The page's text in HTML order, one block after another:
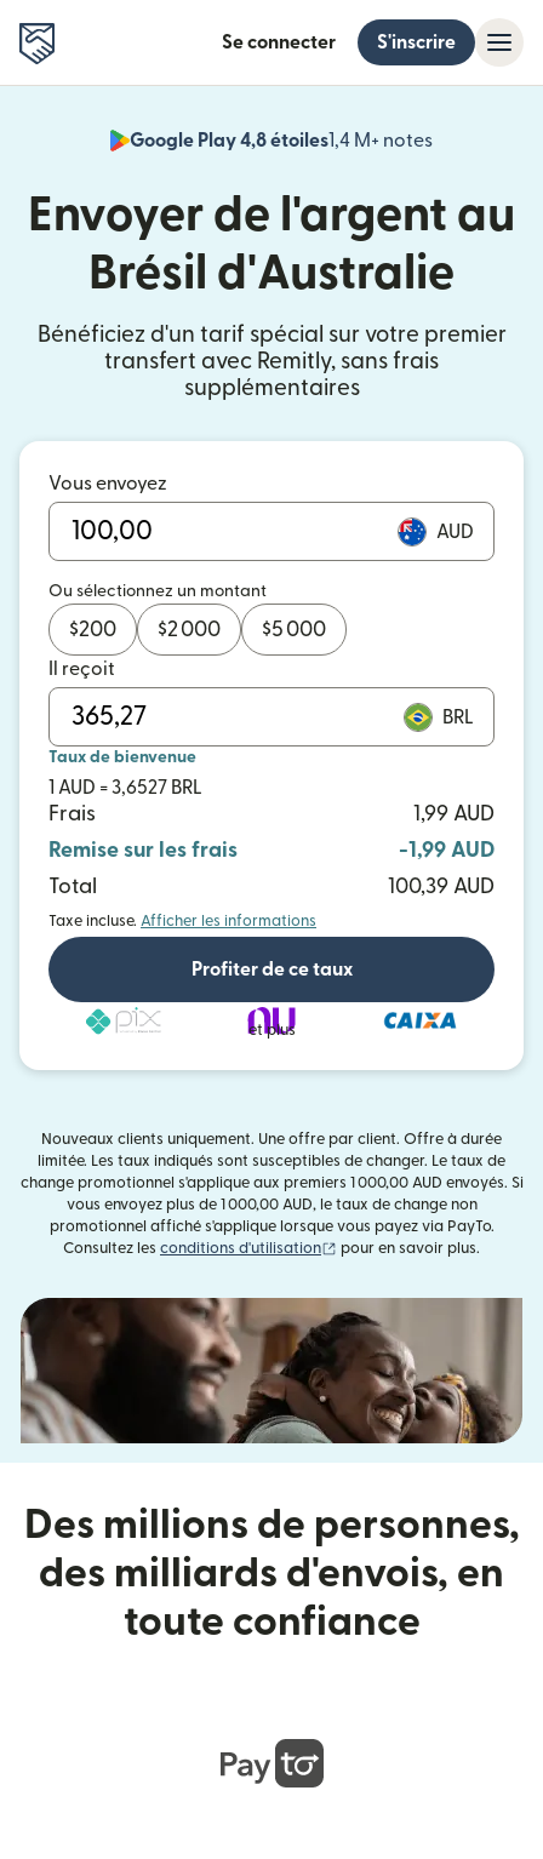
Se connecter S'inscrire
Google Play 4,8 étoiles1,4 M+ notes
Envoyer de l'argent au
Brésil d'Australie
Bénéficiez d'un tarif spécial sur votre premier
transfert avec Remitly, sans frais
supplémentaires
Vous envoyez
AUD
Ou sélectionnez un montant
$200 $2 000 $5 000
Il reçoit
BRL
Taux de bienvenue
1 AUD = 3,6527 BRL
Frais
1,99 AUD
Remise sur les frais
-1,99 AUD
Total
100,39 AUD
Taxe incluse. Afficher les informations
Profiter de ce taux
et plus
Nouveaux clients uniquement. Une offre par client. Offre à durée
limitée. Les taux indiqués sont susceptibles de changer. Le taux de
change promotionnel s'applique aux premiers 1 000,00 AUD envoyés. Si
vous envoyez plus de 1 000,00 AUD, le taux de change non
promotionnel affiché s'applique lorsque vous payez via PayTo.
Consultez les conditions d'utilisation (s'ouvre dans une nouvelle
pour en savoir plus.
Des millions de personnes,
des milliards d'envois, en
toute confiance